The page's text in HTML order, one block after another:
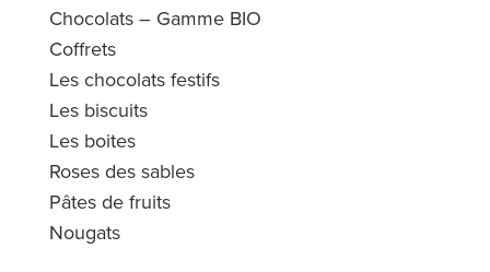
Chocolats – Gamme BIO
Coffrets
Les chocolats festifs
Les biscuits
Les boites
Roses des sables
Pâtes de fruits
Nougats